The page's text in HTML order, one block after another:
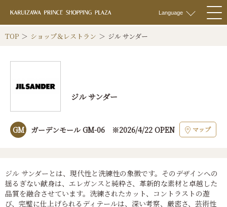
軽井沢 プリンス
Language
TOP ショップ＆レストラン ジル サンダー
ジル サンダー
GM ガーデンモール GM-06 ※2026/4/22 OPEN マップ
ジル サンダーとは、現代性と洗練性の象徴です。そのデザインへの
揺るぎない献身は、エレガンスと純粋さ、革新的な素材と卓越した
品質を融合させています。洗練されたカット、コントラストの遊
び、完璧に仕上げられるディテールは、深い考察、厳密さ、芸術性